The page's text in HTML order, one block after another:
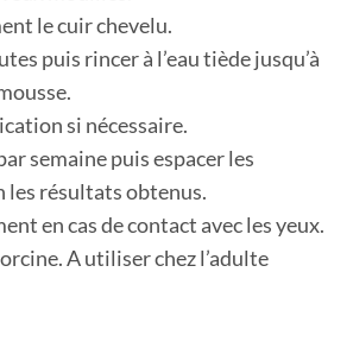
le cuir chevelu.
puis rincer à l’eau tiède jusqu’à
si nécessaire.
semaine puis espacer les
les résultats obtenus.
en cas de contact avec les yeux.
A utiliser chez l’adulte